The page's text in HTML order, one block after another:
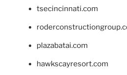
tsecincinnati.com
plazabatai.com
hawkscayresort.com